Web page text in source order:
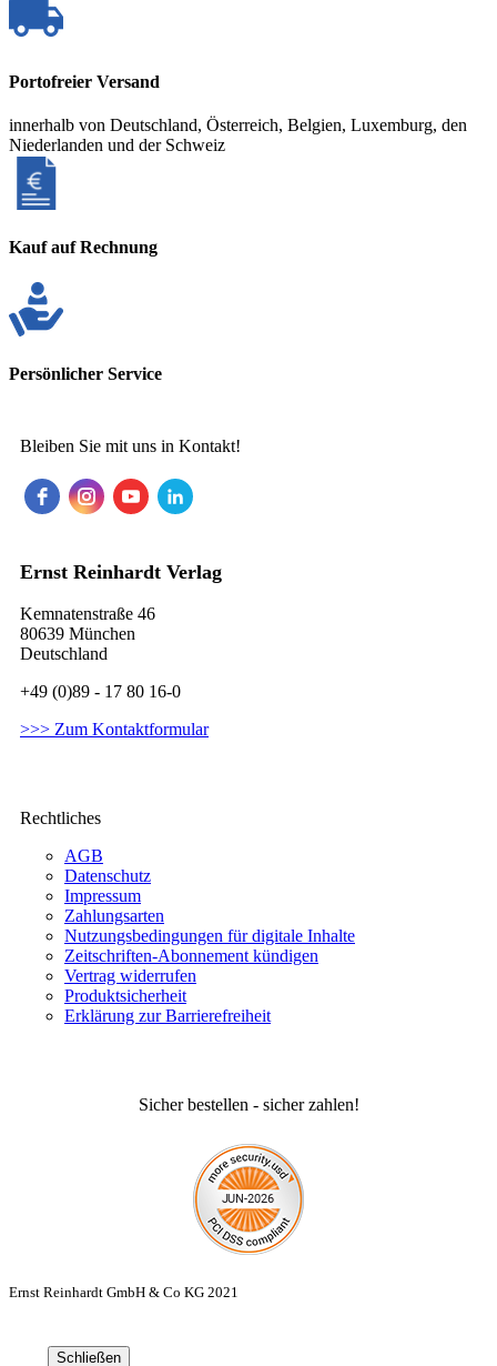
Portofreier Versand
innerhalb von Deutschland, Österreich, Belgien, Luxemburg, den
Niederlanden und der Schweiz
Kauf auf Rechnung
Persönlicher Service
Bleiben Sie mit uns in Kontakt!
Ernst Reinhardt Verlag
Kemnatenstraße 46
80639 München
Deutschland
+49 (0)89 - 17 80 16-0
>>> Zum Kontaktformular
Rechtliches
AGB
Datenschutz
Impressum
Zahlungsarten
Nutzungsbedingungen für digitale Inhalte
Zeitschriften-Abonnement kündigen
Vertrag widerrufen
Produktsicherheit
Erklärung zur Barrierefreiheit
Sicher bestellen - sicher zahlen!
Ernst Reinhardt GmbH & Co KG 2021
Schließen